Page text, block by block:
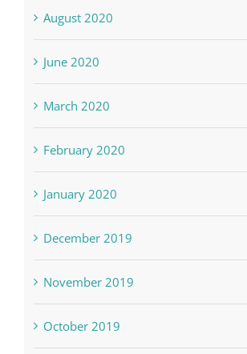
August 2020
June 2020
March 2020
February 2020
January 2020
December 2019
November 2019
October 2019